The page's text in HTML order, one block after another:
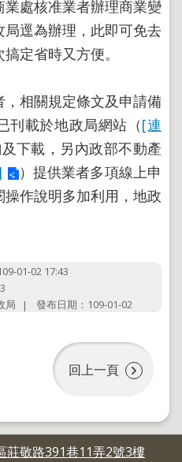
處核准業者辦理商業變
逕為辦理，此即可免去
定省時又方便。
相關規定條文及申請備
刊載於地政局網站（[連
下載，另內政部不動產
）提供業者多項線上申
作說明多加利用，地政
01-02 17:43
局
發布日期：109-01-02
回上一頁
莊敬路391巷11弄2號3樓